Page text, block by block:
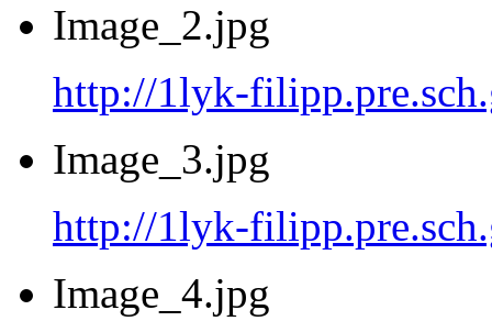
Image_2.jpg
http://1lyk-
Image_3.jpg
http://1lyk-
Image_4.jpg